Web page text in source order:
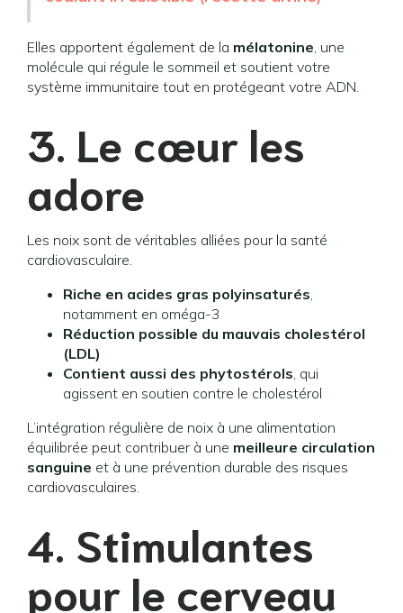
Elles apportent également de la mélatonine, une
molécule qui régule le sommeil et soutient votre
système immunitaire tout en protégeant votre ADN.
3. Le cœur les
adore
Les noix sont de véritables alliées pour la santé
cardiovasculaire.
Riche en acides gras polyinsaturés,
notamment en oméga-3
Réduction possible du mauvais cholestérol
(LDL)
Contient aussi des phytostérols, qui
agissent en soutien contre le cholestérol
L’intégration régulière de noix à une alimentation
équilibrée peut contribuer à une meilleure circulation
sanguine et à une prévention durable des risques
cardiovasculaires.
4. Stimulantes
pour le cerveau